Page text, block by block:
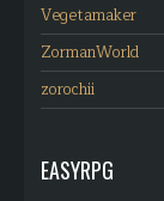
Vegetamaker
ZormanWorld
zorochii
EASYRPG